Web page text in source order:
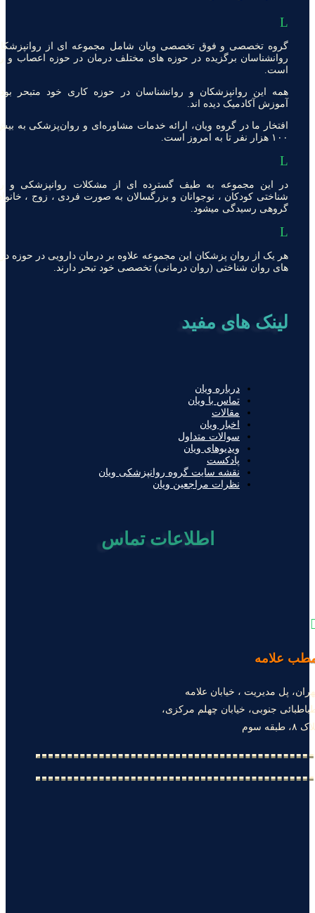
L
گروه تخصصی و فوق تخصصی ویان شامل مجموعه ای از
روانشناسان برگزیده در حوزه های مختلف درمان در حوزه اعصاب و
است.
همه این روانپزشکان و روانشناسان در حوزه کاری خود متبحر
آموزش آکادمیک دیده اند.
افتخار ما در گروه ویان، ارائه خدمات مشاوره‌ای و روان‌پزشکی به
۱۰۰ هزار نفر تا به امروز است.
L
در این مجموعه به طیف گسترده ای از مشکلات روانپزشکی و
شناختی کودکان ، نوجوانان و بزرگسالان به صورت فردی ، زوج ،
گروهی رسیدگی میشود.
L
هر یک از روان پزشکان این مجموعه علاوه بر درمان دارویی در حوزه
های روان شناختی (روان درمانی) تخصصی خود تبحر دارند.
لینک های مفید
درباره ویان
تماس با ویان
مقالات
اخبار ویان
سوالات متداول
ویدیوهای ویان
پادکست
نقشه سایت گروه روانپزشکی ویان
نظرات مراجعین ویان
اطلاعات تماس
علامه
پل مدیریت ، خیابان علامه
جنوبی، خیابان چهلم مرکزی،
۸، طبقه سوم